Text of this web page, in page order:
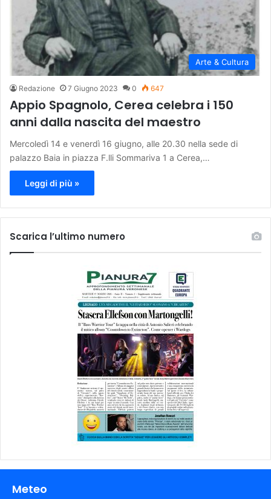
Arte & Cultura
Redazione 7 Giugno 2023 0 647
Appio Spagnolo, Cerea celebra i 150
anni dalla nascita del maestro
Mercoledì 14 e venerdì 16 giugno, alle 20.30 nella sede di
palazzo Baia in piazza F.lli Sommariva 1 a Cerea,…
Leggi di più »
Scarica l’ultimo numero
Meteo